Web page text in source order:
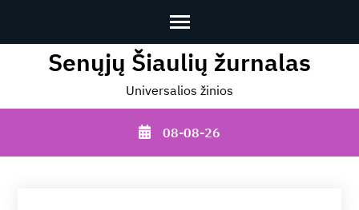
Senųjų Šiaulių žurnalas
Universalios žinios
08-08-26